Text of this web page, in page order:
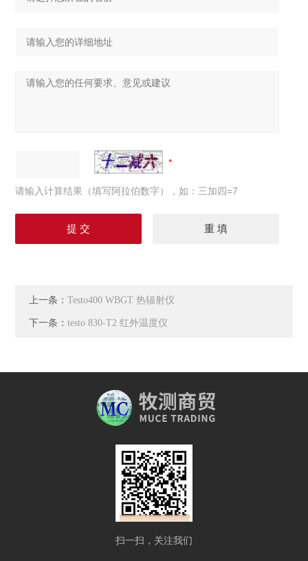
请输入计算结果（填写阿拉伯数字），如：三加四=7
上一条：Testo400 WBGT 热辐射仪
下一条：testo 830-T2 红外温度仪
扫一扫，关注我们